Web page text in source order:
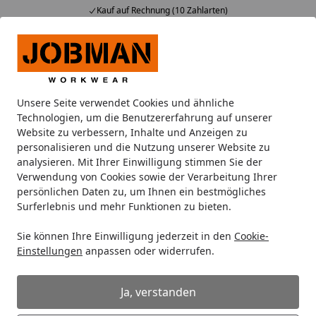
Unsere Seite verwendet Cookies und ähnliche
Technologien, um die Benutzererfahrung auf unserer
Website zu verbessern, Inhalte und Anzeigen zu
personalisieren und die Nutzung unserer Website zu
analysieren. Mit Ihrer Einwilligung stimmen Sie der
Verwendung von Cookies sowie der Verarbeitung Ihrer
persönlichen Daten zu, um Ihnen ein bestmögliches
Surferlebnis und mehr Funktionen zu bieten.
Sie können Ihre Einwilligung jederzeit in den Cookie-
Einstellungen anpassen oder widerrufen.
Ja, verstanden
Kauf auf Rechnung (10 Zahlarten)
Alle Produkte
Mein Konto
Suchen
Startseite
Jacken Arbeitsjacken Jobman Shell-Jacke 1284
Jobman Shell-Jacke 1284